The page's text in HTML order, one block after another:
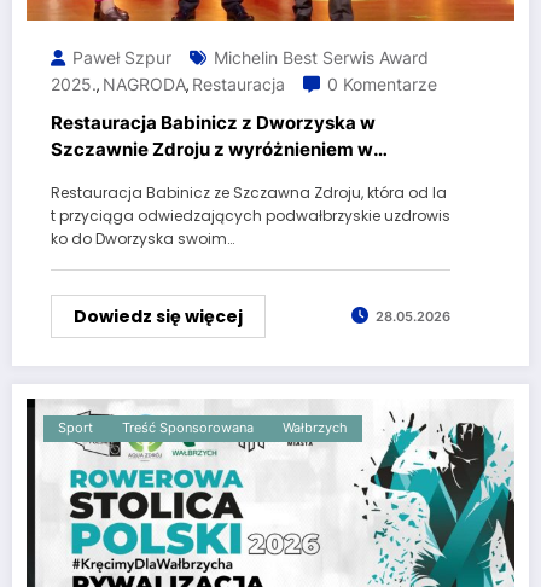
Paweł Szpur
Michelin Best Serwis Award
2025., NAGRODA, Restauracja 0 Komentarze
Restauracja Babinicz z Dworzyska w
Szczawnie Zdroju z wyróżnieniem w
Restauracja Babinicz ze Szczawna Zdroju, która od la
t przyciąga odwiedzających podwałbrzyskie uzdrowis
ko do Dworzyska swoim…
Dowiedz się więcej 28.05.2026
Sport Treść Sponsorowana Wałbrzych